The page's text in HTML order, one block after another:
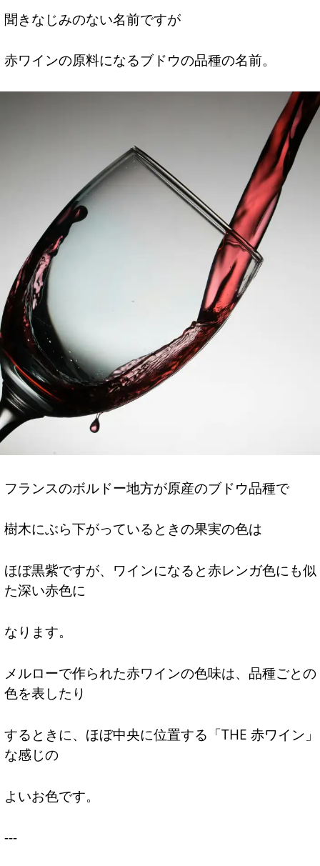
聞きなじみのない名前ですが
赤ワインの原料になるブドウの品種の名前。
フランスのボルドー地方が原産のブドウ品種で
樹木にぶら下がっているときの果実の色は
ほぼ黒紫ですが、ワインになると赤レンガ色にも似
た深い赤色に
なります。
メルローで作られた赤ワインの色味は、品種ごとの
色を表したり
するときに、ほぼ中央に位置する「THE 赤ワイン」
な感じの
よいお色です。
---